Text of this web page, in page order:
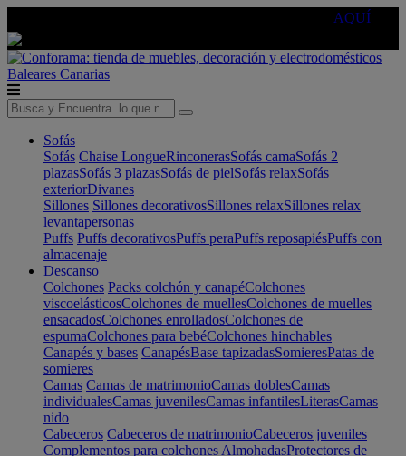
AQUÍ
Baleares Canarias
Sofás
Sofás Chaise LongueRinconerasSofás camaSofás 2
plazasSofás 3 plazasSofás de pielSofás relaxSofás
exteriorDivanes
Sillones Sillones decorativosSillones relaxSillones relax
levantapersonas
Puffs Puffs decorativosPuffs peraPuffs reposapiésPuffs con
almacenaje
Descanso
Colchones Packs colchón y canapéColchones
viscoelásticosColchones de muellesColchones de muelles
ensacadosColchones enrolladosColchones de
espumaColchones para bebéColchones hinchables
Canapés y bases CanapésBase tapizadasSomieresPatas de
somieres
Camas Camas de matrimonioCamas doblesCamas
individualesCamas juvenilesCamas infantilesLiterasCamas
nido
Cabeceros Cabeceros de matrimonioCabeceros juveniles
Complementos para colchones AlmohadasProtectores de